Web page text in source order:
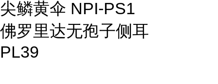
尖鳞黄伞 NPI-PS1
佛罗里达无孢子侧耳
PL39